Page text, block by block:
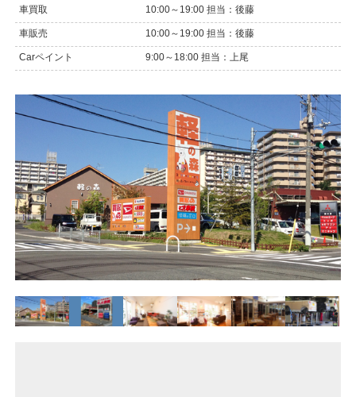
車買取 10:00～19:00 担当：後藤
車販売 10:00～19:00 担当：後藤
Carペイント 9:00～18:00 担当：上尾